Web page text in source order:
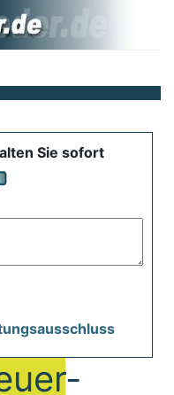
Sie sofort
-